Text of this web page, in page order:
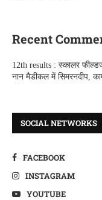
Recent
12th results : स्कालर
नान मैडीकल में सिमरनदीप,
SOCIAL NETWORKS
FACEBOOK
INSTAGRAM
YOUTUBE